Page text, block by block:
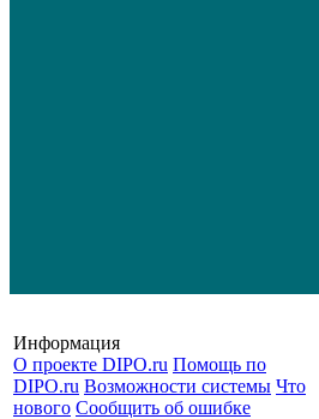
Информация
О проекте DIPO.ru Помощь по
DIPO.ru Возможности системы Что
нового Сообщить об ошибке